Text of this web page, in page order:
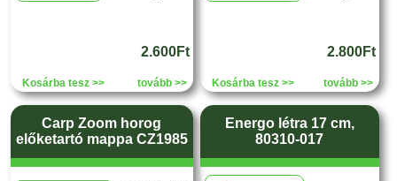
2.600Ft
Kosárba tesz >> tovább >>
2.800Ft
Kosárba tesz >> tovább >>
Carp Zoom horog
előketartó mappa CZ1985
Energo létra 17 cm,
80310-017